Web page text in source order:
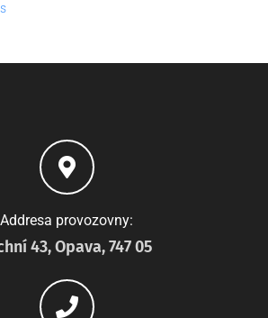
Addresa provozovny:
43, Opava, 747 05